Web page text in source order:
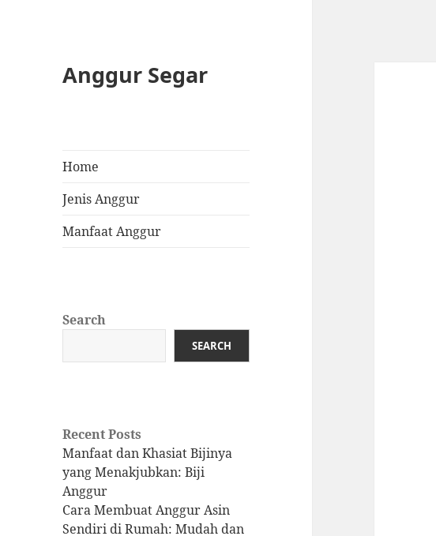
Anggur Segar
Home
Jenis Anggur
Manfaat Anggur
Search
SEARCH
Recent Posts
Manfaat dan Khasiat Bijinya
yang Menakjubkan: Biji
Anggur
Cara Membuat Anggur Asin
Sendiri di Rumah: Mudah dan